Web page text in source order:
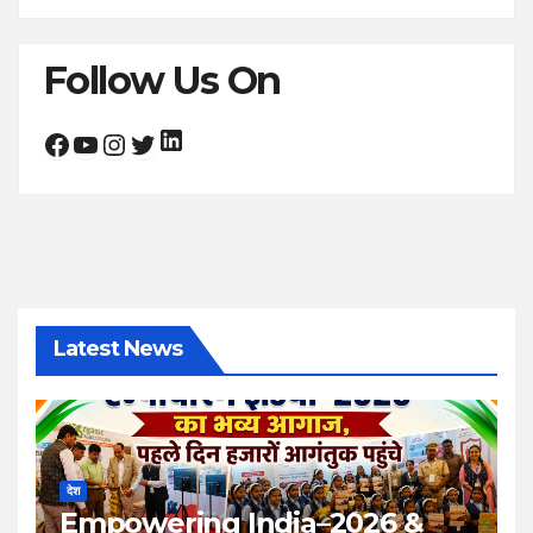
Follow Us On
Facebook YouTube Instagram Twitter LinkedIn
Latest News
देश
Empowering India–2026 &